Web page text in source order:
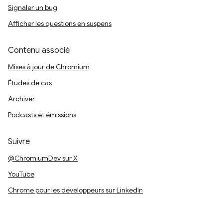
Signaler un bug
Afficher les questions en suspens
Contenu associé
Mises à jour de Chromium
Études de cas
Archiver
Podcasts et émissions
Suivre
@ChromiumDev sur X
YouTube
Chrome pour les développeurs sur LinkedIn